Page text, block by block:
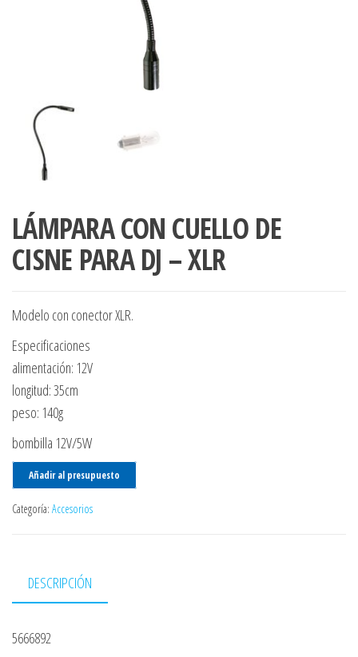
LÁMPARA CON CUELLO DE
CISNE PARA DJ – XLR
Modelo con conector XLR.
Especificaciones
alimentación: 12V
longitud: 35cm
peso: 140g
bombilla 12V/5W
Añadir al presupuesto
Categoría: Accesorios
DESCRIPCIÓN
5666892